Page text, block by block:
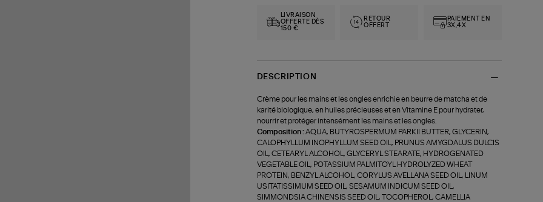
LIVRAISON
OFFERTE DÈS
150 €
RETOUR
OFFERT
PAIEMENT EN
3X,4X
DESCRIPTION
Crème pour les mains et les ongles enrichie en beurre de matcha et de
karité biologique, en huiles précieuses et en Vitamine E pour hydrater,
nourrir et protéger intensément les mains et les ongles.
Composition :AQUA, BUTYROSPERMUM PARKII BUTTER, GLYCERIN,
CALOPHYLLUM INOPHYLLUM SEED OIL, PRUNUS AMYGDALUS DULCIS
OIL, CETEARYL ALCOHOL, GLYCERYL STEARATE, HYDROGENATED
VEGETABLE OIL, POTASSIUM PALMITOYL HYDROLYZED WHEAT
PROTEIN, BENZYL ALCOHOL, CORYLUS AVELLANA SEED OIL, LINUM
USITATISSIMUM SEED OIL, SESAMUM INDICUM SEED OIL,
SIMMONDSIA CHINENSIS SEED OIL, TOCOPHEROL, CAMELLIA